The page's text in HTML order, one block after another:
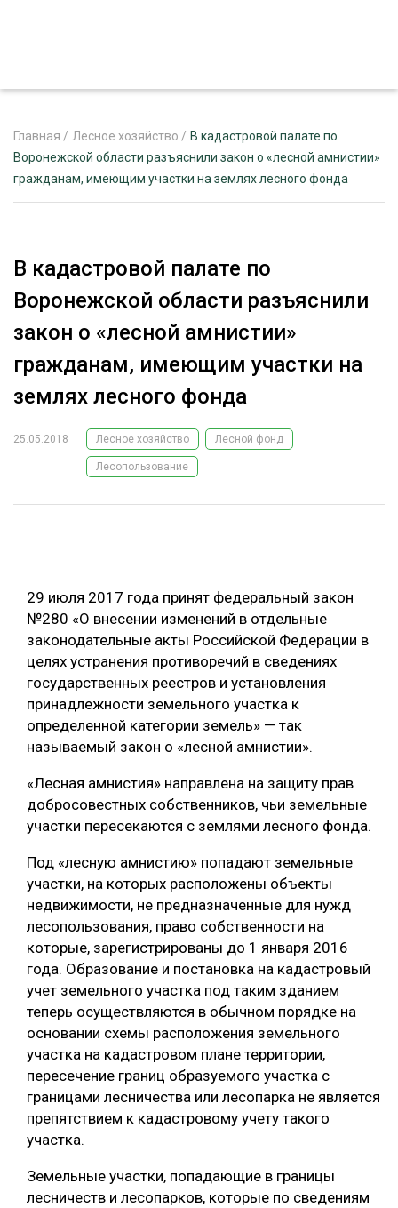
ЖУРНАЛ «ЛЕСНОЙ КОМПЛЕКС»
РЕКЛАМОДАТЕЛЯМ
ЛЕСНОЕ ХОЗЯЙСТВО
ЛЕСОЗАГОТОВКА
ЦИФРОВАЯ СРЕДА
ЦБП
КОМПЛЕКСНАЯ ПЕРЕРАБОТКА
ДЕРЕВЯННОЕ ДОМОСТРОЕНИЕ
СОРТИРОВКА ДРЕВЕСИНЫ
СУШКА ДРЕВЕСИНЫ
МЕБЕЛЬНОЕ ПРОИЗВОДСТВО
ЭКСПЕРТНОЕ МНЕНИЕ
Главная / Лесное хозяйство / В кадастровой палате по
Воронежской области разъяснили закон о «лесной амнистии»
гражданам, имеющим участки на землях лесного фонда
В кадастровой палате по
Воронежской области разъяснили
закон о «лесной амнистии»
гражданам, имеющим участки на
землях лесного фонда
25.05.2018 Лесное хозяйство Лесной фонд
Лесопользование
29 июля 2017 года принят федеральный закон
№280 «О внесении изменений в отдельные
законодательные акты Российской Федерации в
целях устранения противоречий в сведениях
государственных реестров и установления
принадлежности земельного участка к
определенной категории земель» — так
называемый закон о «лесной амнистии».
«Лесная амнистия» направлена на защиту прав
добросовестных собственников, чьи земельные
участки пересекаются с землями лесного фонда.
Под «лесную амнистию» попадают земельные
участки, на которых расположены объекты
недвижимости, не предназначенные для нужд
лесопользования, право собственности на
которые, зарегистрированы до 1 января 2016
года. Образование и постановка на кадастровый
учет земельного участка под таким зданием
теперь осуществляются в обычном порядке на
основании схемы расположения земельного
участка на кадастровом плане территории,
пересечение границ образуемого участка с
границами лесничества или лесопарка не является
препятствием к кадастровому учету такого
участка.
Земельные участки, попадающие в границы
лесничеств и лесопарков, которые по сведениям